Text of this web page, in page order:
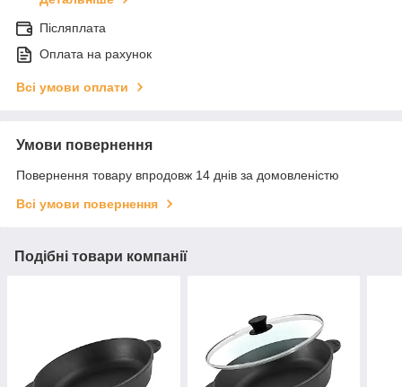
Післяплата
Оплата на рахунок
Всі умови оплати
Умови повернення
Повернення товару впродовж 14 днів за домовленістю
Всі умови повернення
Подібні товари компанії